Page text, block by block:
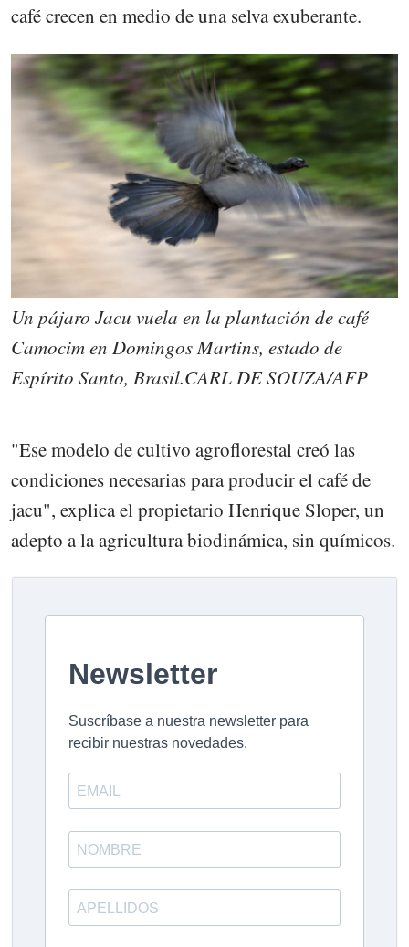
café crecen en medio de una selva exuberante.
Un pájaro Jacu vuela en la plantación de café
Camocim en Domingos Martins, estado de
Espírito Santo, Brasil.CARL DE SOUZA/AFP
"Ese modelo de cultivo agroflorestal creó las
condiciones necesarias para producir el café de
jacu", explica el propietario Henrique Sloper, un
adepto a la agricultura biodinámica, sin químicos.